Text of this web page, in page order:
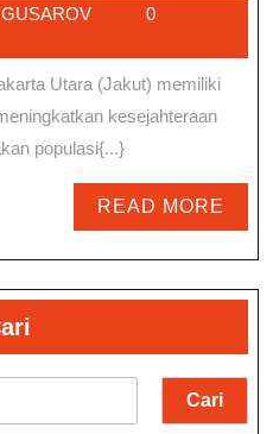
GUSAROVGUSAROV
0
kesejahteraan
populasi{...}
READ MORE
Cari